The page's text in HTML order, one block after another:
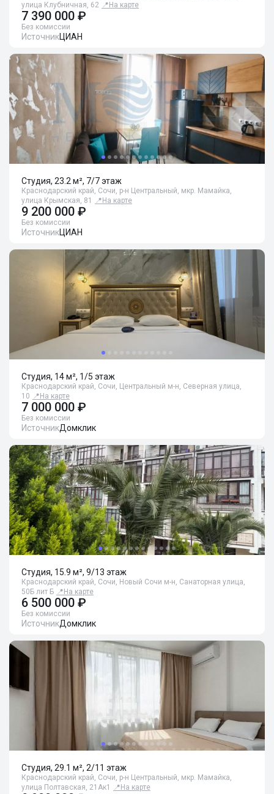
улица Клубничная, 62 📍 На карте
7 390 000 ₽
Без комиссии
ИсточникЦИАН
Студия, 23.2 м², 7/7 этаж
Краснодарский край, Сочи, р-н Центральный, мкр. Мамайка,
улица Крымская, 81
📍 На карте
9 200 000 ₽
Без комиссии
ИсточникЦИАН
Студия, 14 м², 1/5 этаж
Краснодарский край, Сочи, Центральный м-н, Северная улица,
10 📍 На карте
7 000 000 ₽
Без комиссии
ИсточникДомклик
Студия, 15.9 м², 9/13 этаж
Краснодарский край, Сочи, Новый Сочи м-н, Санаторная улица,
50Б лит Б 📍 На карте
6 500 000 ₽
Без комиссии
ИсточникДомклик
Студия, 29.1 м², 2/11 этаж
Краснодарский край, Сочи, р-н Центральный, мкр. Мамайка,
улица Полтавская, 21Ак1
📍 На карте